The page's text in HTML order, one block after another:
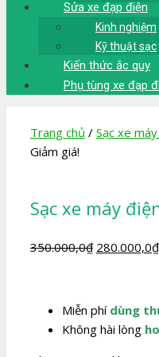
Sửa xe đạp điện
Kinh nghiệm
Kỹ thuật sạc
Kiến thức ắc quy
Phụ tùng xe đạp
Trang chủ / Sạc xe
Giảm giá!
Sạc xe máy
350.000,0₫ Giá
280.000,0₫
Miễn phí dùng
Không hài lòng